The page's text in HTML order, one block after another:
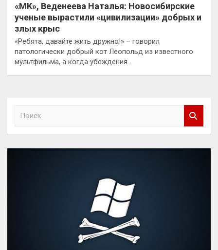
«МК», Веденеева Наталья: Новосибирские
ученые вырастили «цивилизации» добрых и
злых крыс
«Ребята, давайте жить дружно!» – говорил
патологически добрый кот Леопольд из известного
мультфильма, а когда убеждения…
к